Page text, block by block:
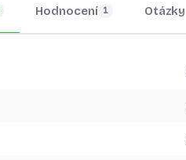
Hodnocení 1 Otázky